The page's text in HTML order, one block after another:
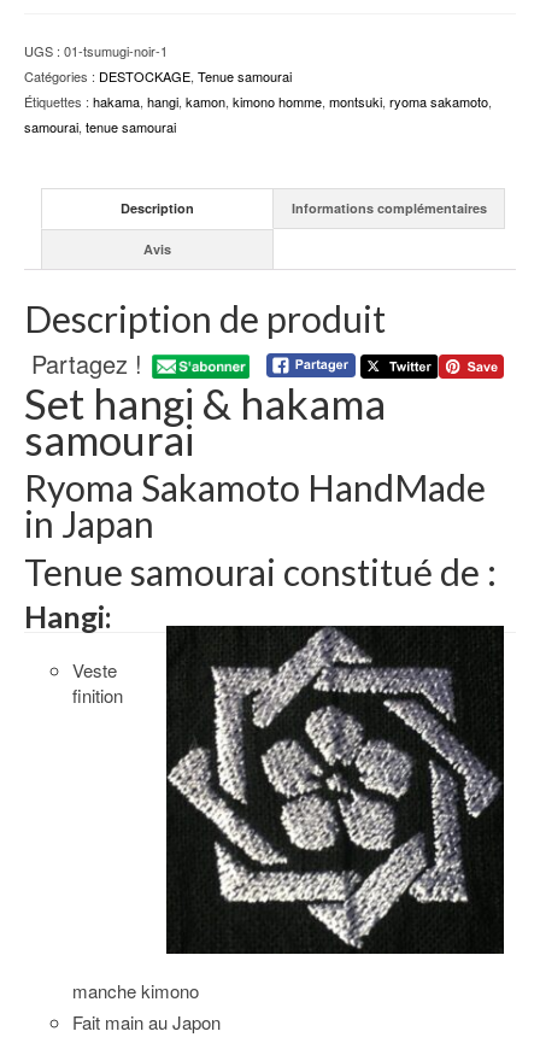
UGS : 01-tsumugi-noir-1
Catégories : DESTOCKAGE, Tenue samourai
Étiquettes : hakama, hangi, kamon, kimono homme, montsuki, ryoma sakamoto,
samourai, tenue samourai
Description Informations complémentaires
Avis
Description de produit
Partagez !
Set hangi & hakama
samourai
Ryoma Sakamoto HandMade
in Japan
Tenue samourai constitué de :
Hangi:
Veste
finition
manche kimono
Fait main au Japon